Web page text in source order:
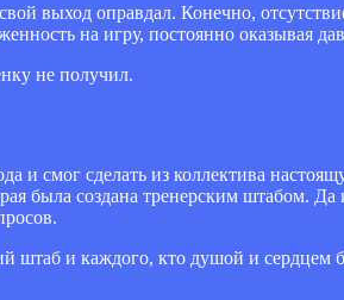
выход оправдал. Конечно,
на игру, постоянно оказывая
не получил.
и смог сделать из коллектива
была создана тренерским штабом.
штаб и каждого, кто душой и